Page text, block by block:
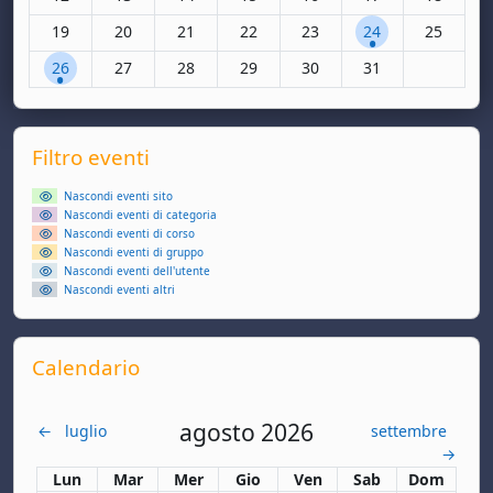
Nessun evento, lunedì 19 maggio
19 Nessun evento, martedì 20 maggio
20 Nessun evento, mercoledì 21 maggio
21 Nessun evento, giovedì 22 maggio
22 Nessun evento, venerdì
23 1 evento, sabato
24 Nessun
25
1 evento, lunedì 26 maggio
26 Nessun evento, martedì 27 maggio
27 Nessun evento, mercoledì 28 maggio
28 Nessun evento, giovedì 29 maggio
29 Nessun evento, venerdì
30 Nessun evento,
31
Supplementary blocks
Salta Filtro eventi
Filtro eventi
Nascondi eventi sito
Nascondi eventi di categoria
Nascondi eventi di corso
Nascondi eventi di gruppo
Nascondi eventi dell'utente
Nascondi eventi altri
Salta Calendario
Calendario
← luglio agosto 2026
settembre
→
Lunedi
Lun Martedì
Mar Mercoledì
Mer Giovedì
Gio Venerdì
Ven Sabato
Sab Domenica
Dom